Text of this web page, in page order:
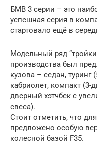
БМВ 3 серии – это
успешная серия в
стартовало ещё в
Модельный ряд
производства был
кузова – седан, туринг
кабриолет, компакт (3-
дверный хэтчбек с
свеса).
Стоит отметить, что
предложено особую
колесной базой F35.